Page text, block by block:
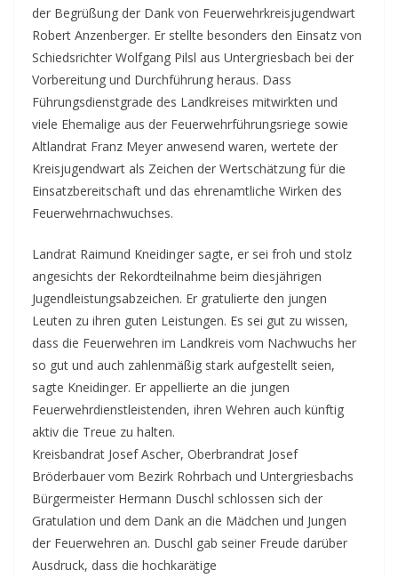
der Begrüßung der Dank von Feuerwehrkreisjugendwart
Robert Anzenberger. Er stellte besonders den Einsatz von
Schiedsrichter Wolfgang Pilsl aus Untergriesbach bei der
Vorbereitung und Durchführung heraus. Dass
Führungsdienstgrade des Landkreises mitwirkten und
viele Ehemalige aus der Feuerwehrführungsriege sowie
Altlandrat Franz Meyer anwesend waren, wertete der
Kreisjugendwart als Zeichen der Wertschätzung für die
Einsatzbereitschaft und das ehrenamtliche Wirken des
Feuerwehrnachwuchses.
Landrat Raimund Kneidinger sagte, er sei froh und stolz
angesichts der Rekordteilnahme beim diesjährigen
Jugendleistungsabzeichen. Er gratulierte den jungen
Leuten zu ihren guten Leistungen. Es sei gut zu wissen,
dass die Feuerwehren im Landkreis vom Nachwuchs her
so gut und auch zahlenmäßig stark aufgestellt seien,
sagte Kneidinger. Er appellierte an die jungen
Feuerwehrdienstleistenden, ihren Wehren auch künftig
aktiv die Treue zu halten.
Kreisbandrat Josef Ascher, Oberbrandrat Josef
Bröderbauer vom Bezirk Rohrbach und Untergriesbachs
Bürgermeister Hermann Duschl schlossen sich der
Gratulation und dem Dank an die Mädchen und Jungen
der Feuerwehren an. Duschl gab seiner Freude darüber
Ausdruck, dass die hochkarätige